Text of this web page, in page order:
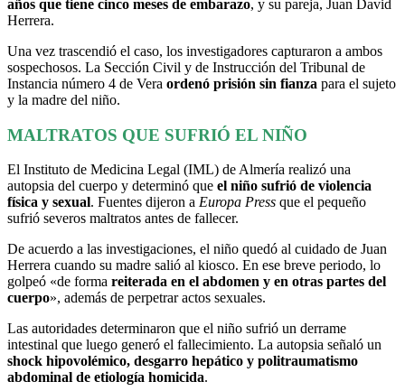
años que tiene cinco meses de embarazo, y su pareja, Juan David
Herrera.
Una vez trascendió el caso, los investigadores capturaron a ambos
sospechosos. La Sección Civil y de Instrucción del Tribunal de
Instancia número 4 de Vera ordenó prisión sin fianza para el sujeto
y la madre del niño.
MALTRATOS QUE SUFRIÓ EL NIÑO
El Instituto de Medicina Legal (IML) de Almería realizó una
autopsia del cuerpo y determinó que el niño sufrió de violencia
física y sexual. Fuentes dijeron a Europa Press que el pequeño
sufrió severos maltratos antes de fallecer.
De acuerdo a las investigaciones, el niño quedó al cuidado de Juan
Herrera cuando su madre salió al kiosco. En ese breve periodo, lo
golpeó «de forma reiterada en el abdomen y en otras partes del
cuerpo», además de perpetrar actos sexuales.
Las autoridades determinaron que el niño sufrió un derrame
intestinal que luego generó el fallecimiento. La autopsia señaló un
shock hipovolémico, desgarro hepático y politraumatismo
abdominal de etiología homicida.